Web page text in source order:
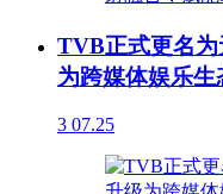
TVB正式更名
为跨媒体娱乐生
3 07.25